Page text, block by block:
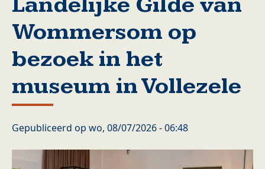
Wommersom op
bezoek in het
museum in Vollezele
Gepubliceerd op wo, 08/07/2026 - 06:48